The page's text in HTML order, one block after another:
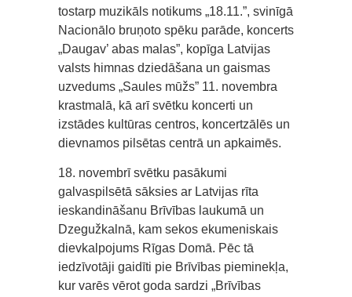
tostarp muzikāls notikums „18.11.”, svinīgā
Nacionālo bruņoto spēku parāde, koncerts
„Daugav’ abas malas”, kopīga Latvijas
valsts himnas dziedāšana un gaismas
uzvedums „Saules mūžs” 11. novembra
krastmalā, kā arī svētku koncerti un
izstādes kultūras centros, koncertzālēs un
dievnamos pilsētas centrā un apkaimēs.
18. novembrī svētku pasākumi
galvaspilsētā sāksies ar Latvijas rīta
ieskandināšanu Brīvības laukumā un
Dzegužkalnā, kam sekos ekumeniskais
dievkalpojums Rīgas Domā. Pēc tā
iedzīvotāji gaidīti pie Brīvības pieminekļa,
kur varēs vērot goda sardzi „Brīvības